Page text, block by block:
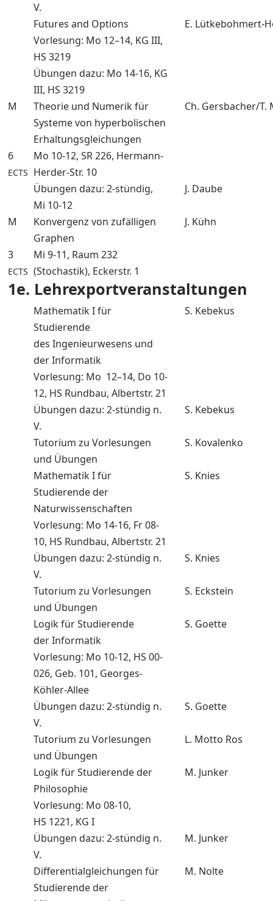
V.
Futures and Options
E. Lütkebohmert-
Vorlesung: Mo 12–14, KG III,
HS 3219
Übungen dazu: Mo 14-16, KG
III, HS 3219
M
Theorie und Numerik für
Systeme von hyperbolischen
Erhaltungsgleichungen
Ch. Gersbacher/T.
6
ECTS
Mo 10-12, SR 226, Hermann-
Herder-Str. 10
Übungen dazu: 2-stündig,
Mi 10-12
J. Daube
M
Konvergenz von zufälligen
Graphen
J. Kühn
3
ECTS
Mi 9-11, Raum 232
(Stochastik), Eckerstr. 1
1e. Lehrexportveranstaltungen
Mathematik I für
Studierende
des Ingenieurwesens und
der Informatik
S. Kebekus
Vorlesung: Mo 12–14, Do 10-
12, HS Rundbau, Albertstr. 21
Übungen dazu: 2-stündig n.
V.
S. Kebekus
Tutorium zu Vorlesungen
und Übungen
S. Kovalenko
Mathematik I für
Studierende der
Naturwissenschaften
S. Knies
Vorlesung: Mo 14-16, Fr 08-
10, HS Rundbau, Albertstr. 21
Übungen dazu: 2-stündig n.
V.
S. Knies
Tutorium zu Vorlesungen
und Übungen
S. Eckstein
Logik für Studierende
der Informatik
S. Goette
Vorlesung: Mo 10-12, HS 00-
026, Geb. 101, Georges-
Köhler-Allee
Übungen dazu: 2-stündig n.
V.
S. Goette
Tutorium zu Vorlesungen
und Übungen
L. Motto Ros
Logik für Studierende der
Philosophie
M. Junker
Vorlesung: Mo 08-10,
HS 1221, KG I
Übungen dazu: 2-stündig n.
V.
M. Junker
Differentialgleichungen für
Studierende der
M. Nolte